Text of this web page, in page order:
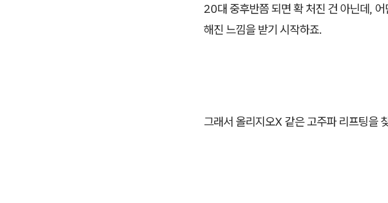
20대 중후반쯤 되면 확 처진 건 아닌데,
해진 느낌을 받기 시작하죠.
그래서 올리지오X 같은 고주파 리프팅을